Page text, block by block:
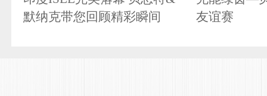
默纳克带您回顾精彩瞬间
友谊赛